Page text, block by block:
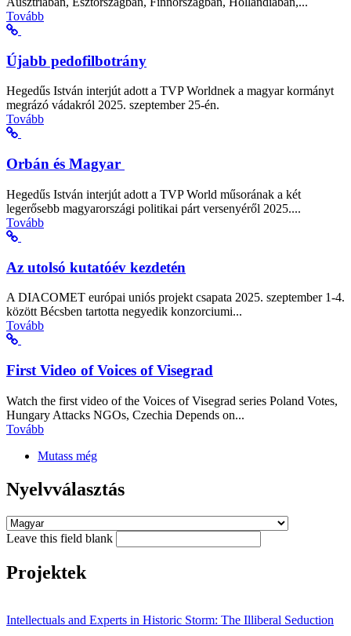
Tovább
Újabb pedofilbotrány
Hegedűs István interjút adott a TVP Worldnek a magyar kormányt
megrázó vádakról 2025. szeptember 25-én.
Tovább
Orbán és Magyar
Hegedűs István interjút adott a TVP World műsorának a két
legerősebb magyarországi politikai párt versenyéről 2025....
Tovább
Az utolsó kutatóév kezdetén
A DIACOMET európai uniós projekt csapata 2025. szeptember 1-4.
között Bécsben tartotta negyedik konzorciumi...
Tovább
First Video of Voices of Visegrad
Watch the first video of the Voices of Visegrad series Poland Votes,
Hungary Attacks NGOs, Czechia Depends on...
Tovább
Mutass még
Nyelvválasztás
Leave this field blank
Projektek
Intellectuals and Experts in Historic Storm: The Illiberal Seduction